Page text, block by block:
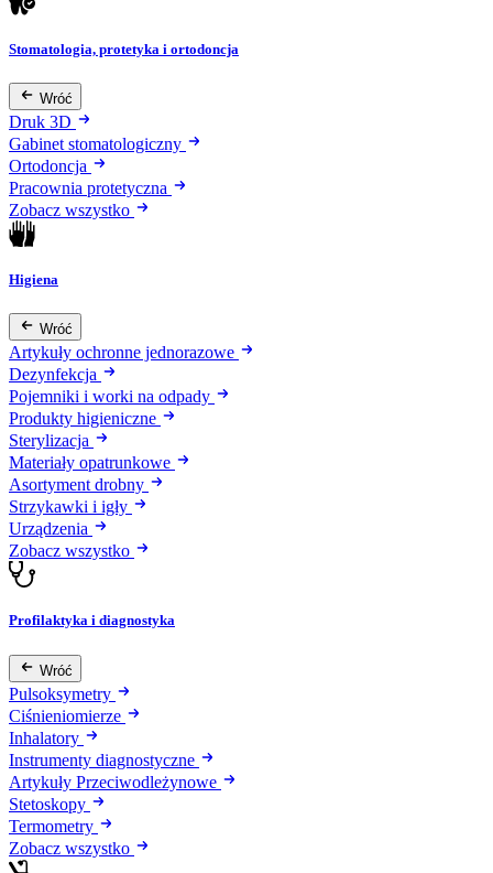
Stomatologia, protetyka i ortodoncja
Wróć
Druk 3D
Gabinet stomatologiczny
Ortodoncja
Pracownia protetyczna
Zobacz wszystko
Higiena
Wróć
Artykuły ochronne jednorazowe
Dezynfekcja
Pojemniki i worki na odpady
Produkty higieniczne
Sterylizacja
Materiały opatrunkowe
Asortyment drobny
Strzykawki i igły
Urządzenia
Zobacz wszystko
Profilaktyka i diagnostyka
Wróć
Pulsoksymetry
Ciśnieniomierze
Inhalatory
Instrumenty diagnostyczne
Artykuły Przeciwodleżynowe
Stetoskopy
Termometry
Zobacz wszystko